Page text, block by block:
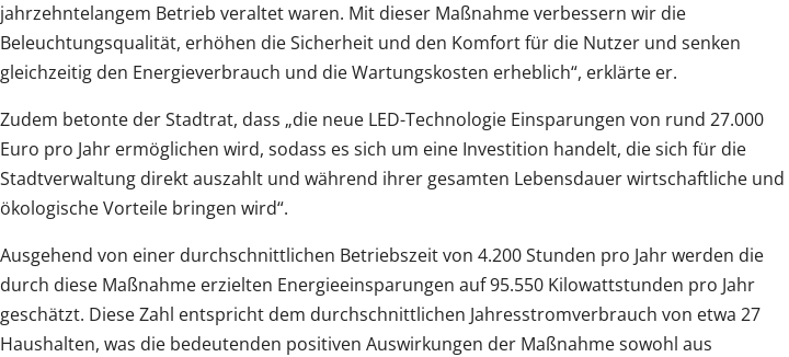
jahrzehntelangem Betrieb veraltet waren. Mit dieser Maßnahme verbessern wir die
Beleuchtungsqualität, erhöhen die Sicherheit und den Komfort für die Nutzer und senken
gleichzeitig den Energieverbrauch und die Wartungskosten erheblich“, erklärte er.
Zudem betonte der Stadtrat, dass „die neue LED-Technologie Einsparungen von rund 27.000
Euro pro Jahr ermöglichen wird, sodass es sich um eine Investition handelt, die sich für die
Stadtverwaltung direkt auszahlt und während ihrer gesamten Lebensdauer wirtschaftliche und
ökologische Vorteile bringen wird“.
Ausgehend von einer durchschnittlichen Betriebszeit von 4.200 Stunden pro Jahr werden die
durch diese Maßnahme erzielten Energieeinsparungen auf 95.550 Kilowattstunden pro Jahr
geschätzt. Diese Zahl entspricht dem durchschnittlichen Jahresstromverbrauch von etwa 27
Haushalten, was die bedeutenden positiven Auswirkungen der Maßnahme sowohl aus